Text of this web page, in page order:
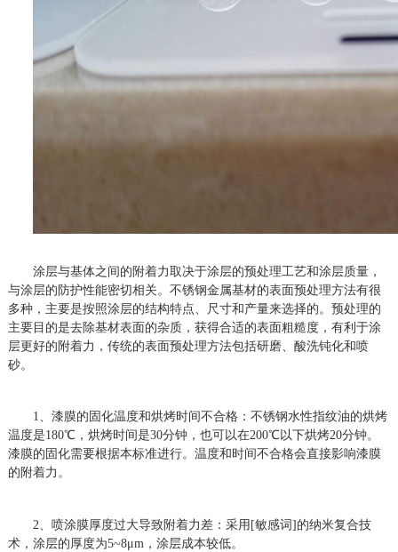
涂层与基体之间的附着力取决于涂层的预处理工艺和涂层质量，
与涂层的防护性能密切相关。不锈钢金属基材的表面预处理方法有很
多种，主要是按照涂层的结构特点、尺寸和产量来选择的。预处理的
主要目的是去除基材表面的杂质，获得合适的表面粗糙度，有利于涂
层更好的附着力，传统的表面预处理方法包括研磨、酸洗钝化和喷
砂。
1、漆膜的固化温度和烘烤时间不合格：不锈钢水性指纹油的烘烤
温度是180℃，烘烤时间是30分钟，也可以在200℃以下烘烤20分钟。
漆膜的固化需要根据本标准进行。温度和时间不合格会直接影响漆膜
的附着力。
2、喷涂膜厚度过大导致附着力差：采用[敏感词]的纳米复合技
术，涂层的厚度为5~8μm，涂层成本较低。